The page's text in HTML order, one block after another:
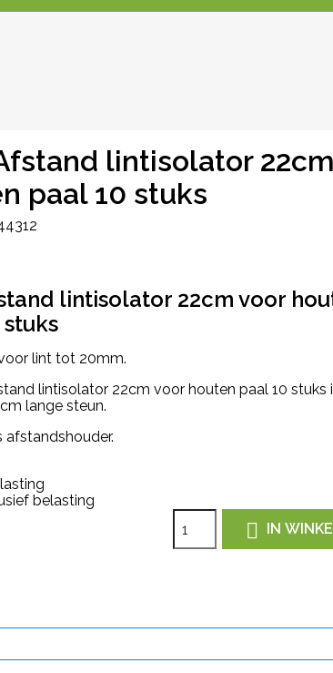
lintisolator
paal 10 stuks
lintisolator 22cm voor
lint tot 20mm.
lintisolator 22cm voor houten paal 10 stuks
lange steun.
afstandshouder.
belasting
 IN